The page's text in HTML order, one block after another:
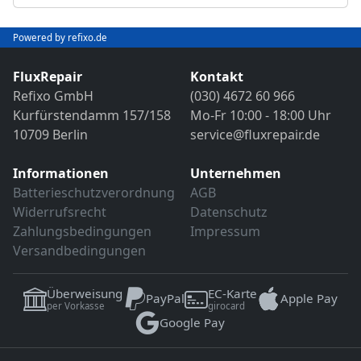
Sollten weitere Defekte festgestellt werden,
erfolgt eine Reparatur ausschließlich nach
vorheriger Rücksprache.
Bild- und Funktionstest
VDE-Sicherheitsprüfung
Sollten weitere Defekte festgestellt werden,
erfolgt eine Reparatur ausschließlich nach
vorheriger Rücksprache.
Powered by refixo.de
FluxRepair
Refixo GmbH
Kurfürstendamm 157/158
10709 Berlin
Kontakt
(030) 4672 60 966
Mo-Fr 10:00 - 18:00 Uhr
service@fluxrepair.de
Informationen
Batterieschutzverordnung
Widerrufsrecht
Zahlungsbedingungen
Versandbedingungen
Unternehmen
AGB
Datenschutz
Impressum
Überweisung
per Vorkasse PayPal EC-Karte
girocard
Apple Pay
Google Pay